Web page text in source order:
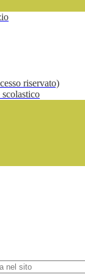
riservato)
scolastico